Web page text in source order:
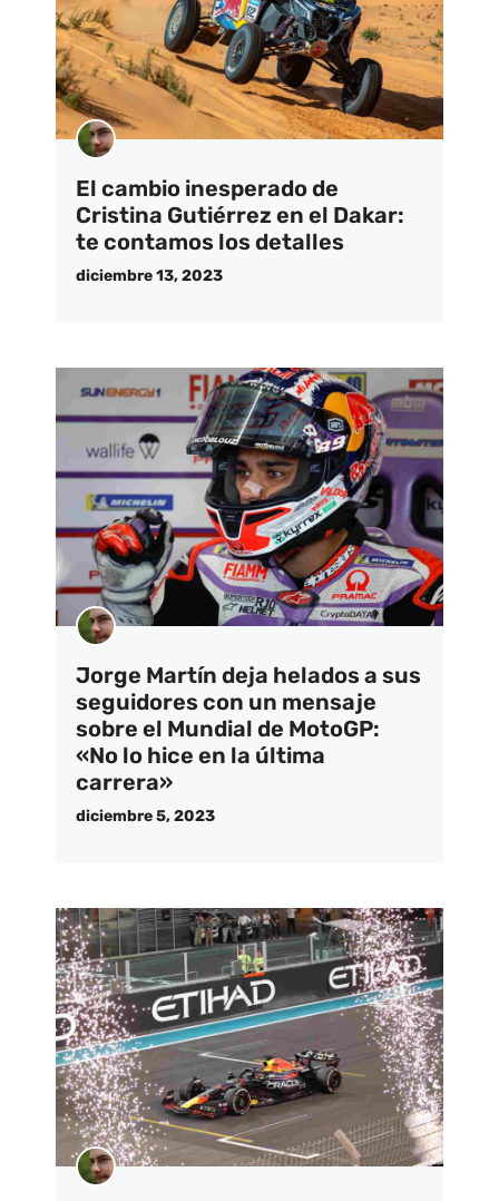
El cambio inesperado de
Cristina Gutiérrez en el Dakar:
te contamos los detalles
diciembre 13, 2023
Jorge Martín deja helados a sus
seguidores con un mensaje
sobre el Mundial de MotoGP:
«No lo hice en la última
carrera»
diciembre 5, 2023